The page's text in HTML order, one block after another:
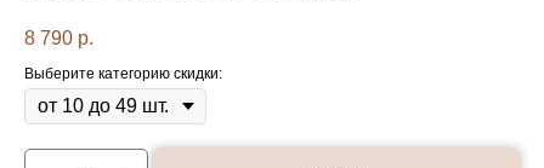
8 790 р.
Выберите категорию скидки: